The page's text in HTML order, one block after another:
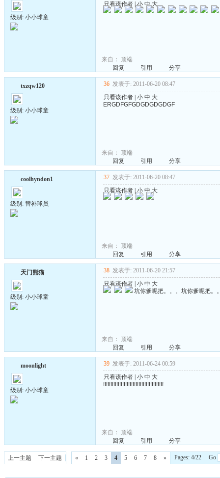
级别: 小小球童
只看该作者 |小 中 大
来自： 顶端
回复
引用 分享
txzqw120
级别: 小小球童
36 发表于: 2011-06-20 08:47
只看该作者 小 中 大
ERGDFGFGDGDGDGDGF
来自： 顶端
回复
引用 分享
coolhyndon1
级别: 替补球员
37 发表于: 2011-06-20 08:47
只看该作者 |小 中 大
来自： 顶端
回复
引用 分享
天门熊猫
级别: 小小球童
38 发表于: 2011-06-20 21:57
只看该作者 小 中 大
坑你爹呢把。。。坑你爹呢把。
来自： 顶端
回复
引用 分享
moonlight
级别: 小小球童
39 发表于: 2011-06-24 00:59
只看该作者 小 中 大
fffffffffffffffffffffffffffffffffffffffff
来自： 顶端
回复
引用 分享
上一主题 下一主题 « 1 2 3 4 5 6 7 8 » Pages: 4/22 Go